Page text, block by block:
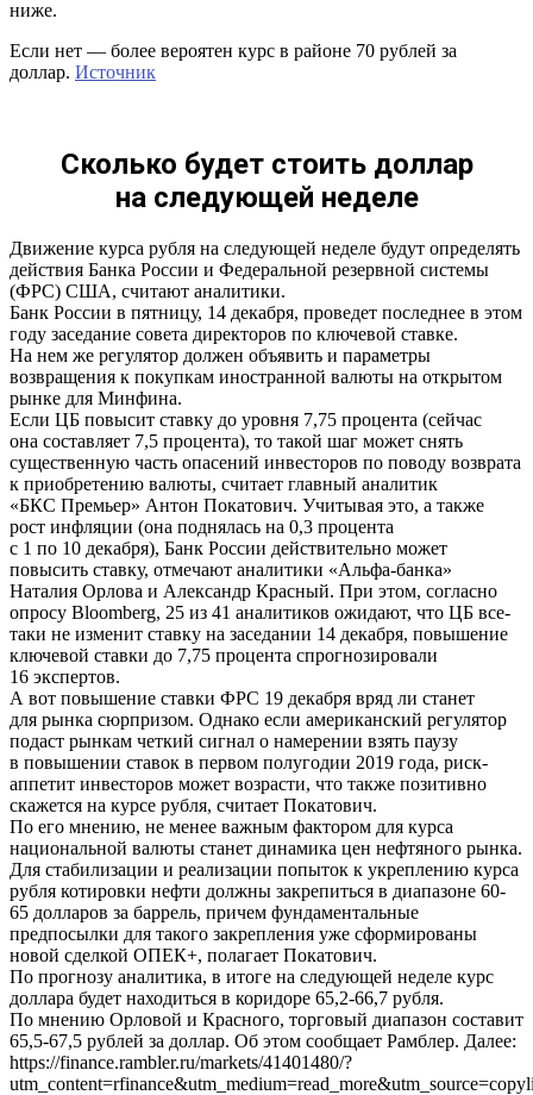
ниже.
Если нет — более вероятен курс в районе 70 рублей за
доллар. Источник
Сколько будет стоить доллар
на следующей неделе
Движение курса рубля на следующей неделе будут определять
действия Банка России и Федеральной резервной системы
(ФРС) США, считают аналитики.
Банк России в пятницу, 14 декабря, проведет последнее в этом
году заседание совета директоров по ключевой ставке.
На нем же регулятор должен объявить и параметры
возвращения к покупкам иностранной валюты на открытом
рынке для Минфина.
Если ЦБ повысит ставку до уровня 7,75 процента (сейчас
она составляет 7,5 процента), то такой шаг может снять
существенную часть опасений инвесторов по поводу возврата
к приобретению валюты, считает главный аналитик
«БКС Премьер» Антон Покатович. Учитывая это, а также
рост инфляции (она поднялась на 0,3 процента
с 1 по 10 декабря), Банк России действительно может
повысить ставку, отмечают аналитики «Альфа-банка»
Наталия Орлова и Александр Красный. При этом, согласно
опросу Bloomberg, 25 из 41 аналитиков ожидают, что ЦБ все-
таки не изменит ставку на заседании 14 декабря, повышение
ключевой ставки до 7,75 процента спрогнозировали
16 экспертов.
А вот повышение ставки ФРС 19 декабря вряд ли станет
для рынка сюрпризом. Однако если американский регулятор
подаст рынкам четкий сигнал о намерении взять паузу
в повышении ставок в первом полугодии 2019 года, риск-
аппетит инвесторов может возрасти, что также позитивно
скажется на курсе рубля, считает Покатович.
По его мнению, не менее важным фактором для курса
национальной валюты станет динамика цен нефтяного рынка.
Для стабилизации и реализации попыток к укреплению курса
рубля котировки нефти должны закрепиться в диапазоне 60-
65 долларов за баррель, причем фундаментальные
предпосылки для такого закрепления уже сформированы
новой сделкой ОПЕК+, полагает Покатович.
По прогнозу аналитика, в итоге на следующей неделе курс
доллара будет находиться в коридоре 65,2-66,7 рубля.
По мнению Орловой и Красного, торговый диапазон составит
65,5-67,5 рублей за доллар. Об этом сообщает Рамблер. Далее:
https://finance.rambler.ru/markets/41401480/?